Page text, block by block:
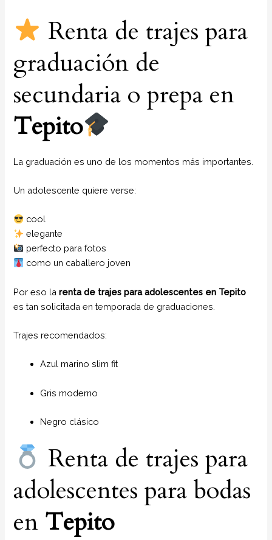
Renta de trajes para
graduación de
secundaria o prepa en
Tepito
La graduación es uno de los momentos más importantes.
Un adolescente quiere verse:
cool
elegante
perfecto para fotos
como un caballero joven
Por eso larenta de trajes para adolescentes en Tepito
es tan solicitada en temporada de graduaciones.
Trajes recomendados:
Azul marino slim fit
Gris moderno
Negro clásico
Renta de trajes para
adolescentes para bodas
en Tepito